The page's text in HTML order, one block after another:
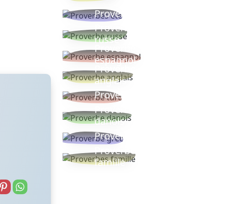
Proverbes ete
Proverbe
russe
Proverbe
espagnol
Proverbe
anglais
Proverbe turc
Proverbe
danois
Proverbe grec
Proverbes
famille